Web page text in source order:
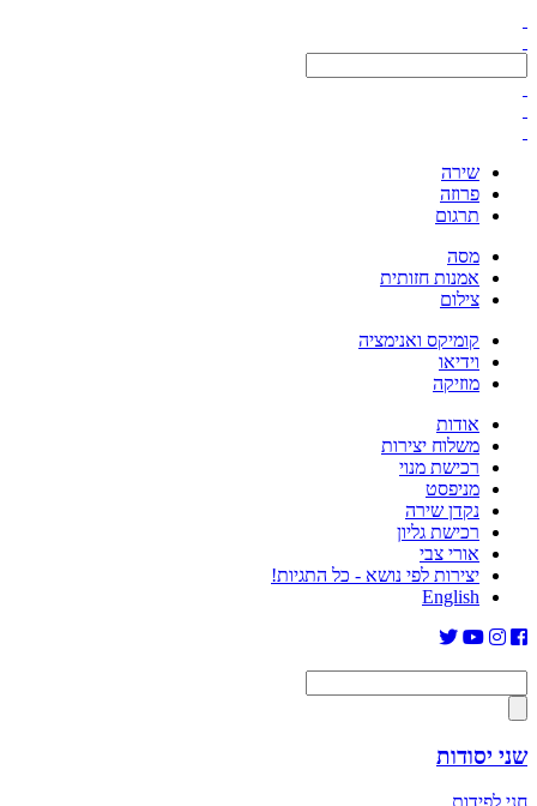
שירה
פרוזה
תרגום
מסה
אמנות חזותית
צילום
קומיקס ואנימציה
וידיאו
מוזיקה
אודות
משלוח יצירות
רכישת מנוי
מניפסט
נקדן שירה
רכישת גליון
אורי צבי
יצירות לפי נושא - כל התגיות!
English
שני יסודות